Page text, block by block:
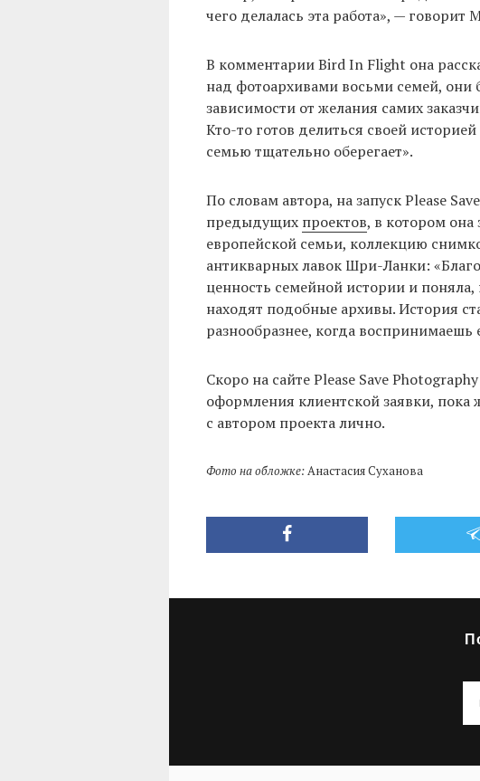
чего делалась эта работа», — говорит
В комментарии Bird In Flight она
над фотоархивами восьми семей, они
зависимости от желания самих
Кто-то готов делиться своей
семью тщательно оберегает».
По словам автора, на запуск Please
предыдущих проектов, в котором она
европейской семьи, коллекцию
антикварных лавок Шри-Ланки:
ценность семейной истории и
находят подобные архивы. История
разнообразнее, когда воспринимаешь
Скоро на сайте Please Save
оформления клиентской заявки,
с автором проекта лично.
Фото на обложке:Анастасия Суханова